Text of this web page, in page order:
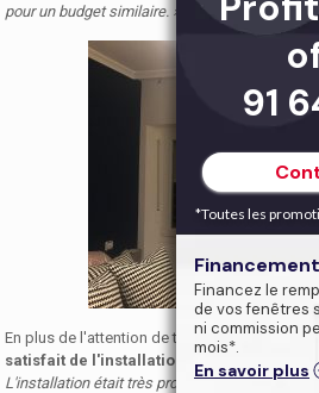
pour un budget similaire. »
En plus de l'attention de toute l'équipe
satisfait de l'installation et de la qualité
L'installation était très propre et ils ont pris
91
*Toutes les
Financez le
de vos fenêtres
ni commission
mois*.
En savoir plus